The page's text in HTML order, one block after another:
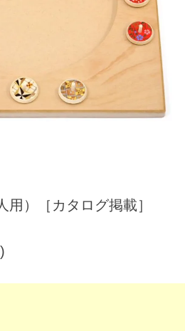
用）［カタログ掲載］